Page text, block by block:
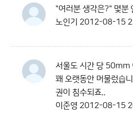
"여러분 생각은?" 몇분
노인기 2012-08-15
서울도 시간 당 50mm
꽤 오랫동안 머물렀습
권이 침수되죠..
이준영 2012-08-15